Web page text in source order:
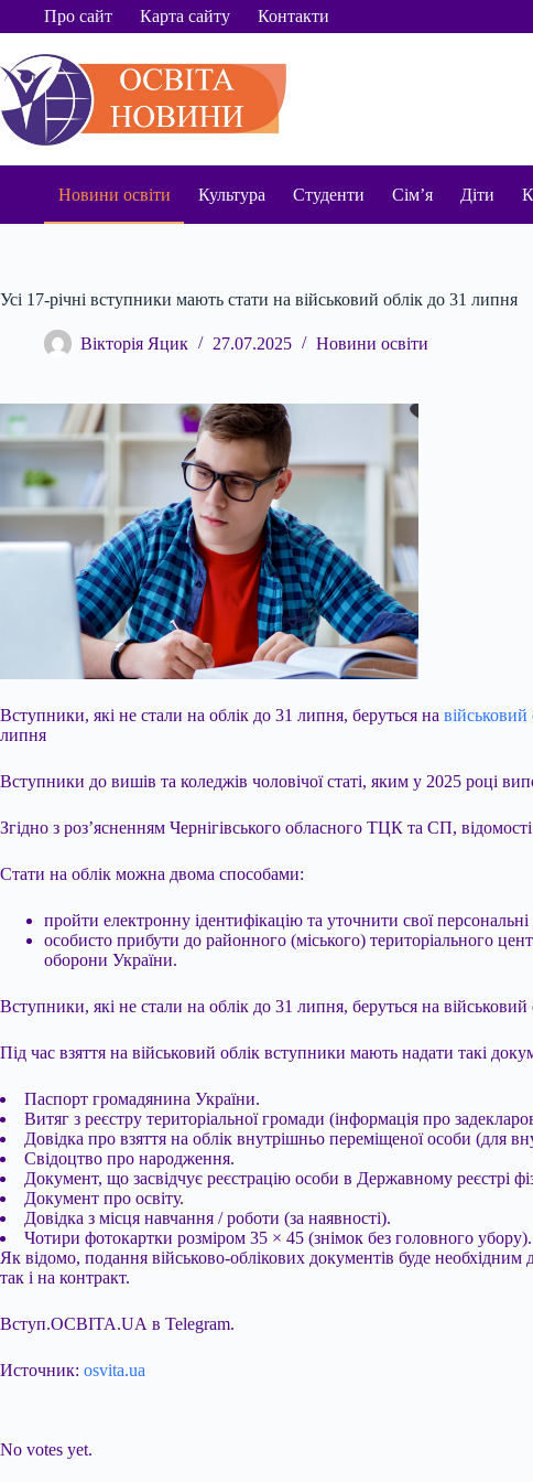
ПерейтиПро сайт Карта сайту Контакти
Новини освіти Культура Студенти Сім’я Діти
Усі 17-річні вступники мають стати на військовий облік до 31 липня
Вікторія Яцик 27.07.2025 Новини освіти
Вступники, які не стали на облік до 31 липня, беруться на військовий
липня
Вступники до вишів та коледжів чоловічої статі, яким у 2025 році
Згідно з роз’ясненням Чернігівського обласного ТЦК та СП,
Стати на облік можна двома способами:
пройти електронну ідентифікацію та уточнити свої
особисто прибути до районного (міського) територіального
оборони України.
Вступники, які не стали на облік до 31 липня, беруться на
Під час взяття на військовий облік вступники мають надати такі
Паспорт громадянина України.
Витяг з реєстру територіальної громади (інформація про
Довідка про взяття на облік внутрішньо переміщеної особи (для
Свідоцтво про народження.
Документ, що засвідчує реєстрацію особи в Державному реєстрі
Документ про освіту.
Довідка з місця навчання / роботи (за наявності).
Чотири фотокартки розміром 35 × 45 (знімок без головного убору).
Як відомо, подання військово-облікових документів буде
так і на контракт.
Вступ.ОСВІТА.UA в Telegram.
Источник: osvita.ua
No votes yet.